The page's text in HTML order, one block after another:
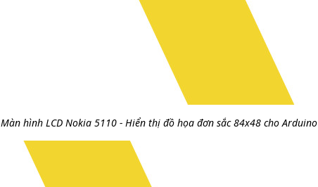
Màn hình LCD Nokia 5110 - Hiển thị đồ họa đơn sắc 84x48 cho Arduino